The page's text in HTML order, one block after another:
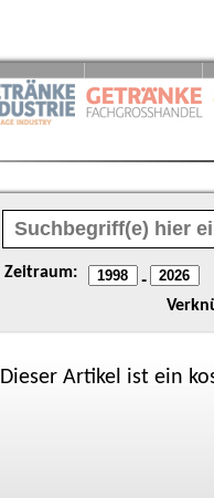
Zeitraum: -
Dieser Artikel ist ein